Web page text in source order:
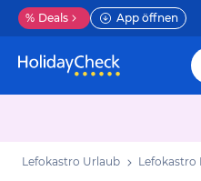
% Deals App öffnen
Lefokastro Urlaub Lefokastro